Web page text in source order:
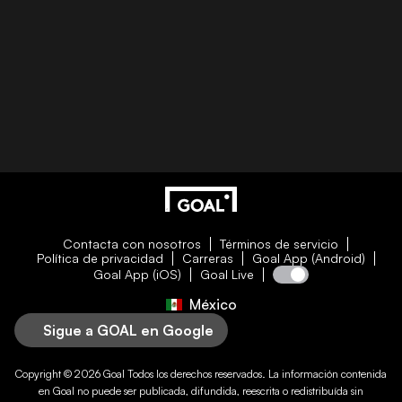
Contacta con nosotros
Términos de servicio
Política de privacidad
Carreras
Goal App (Android)
Goal App (iOS)
Goal Live
México
Sigue a GOAL en Google
Copyright © 2026 Goal Todos los derechos reservados. La información contenida
en Goal no puede ser publicada, difundida, reescrita o redistribuída sin